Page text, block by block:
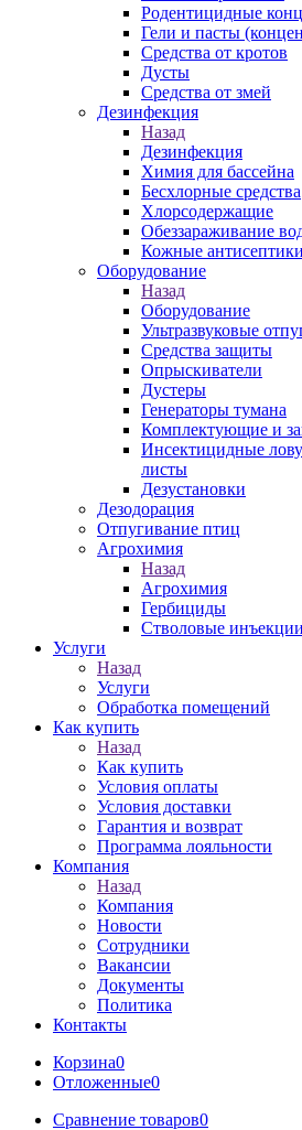
Родентицидные
Гели и пасты
Средства от кротов
Дусты
Средства от змей
Дезинфекция
Назад
Дезинфекция
Химия для бассейна
Бесхлорные средства
Хлорсодержащие
Обеззараживание
Кожные антисептики
Оборудование
Назад
Оборудование
Ультразвуковые
Средства защиты
Опрыскиватели
Дустеры
Генераторы тумана
Комплектующие и
Инсектицидные
листы
Дезустановки
Дезодорация
Отпугивание птиц
Агрохимия
Назад
Агрохимия
Гербициды
Стволовые инъекции
Услуги
Назад
Услуги
Обработка помещений
Как купить
Назад
Как купить
Условия оплаты
Условия доставки
Гарантия и возврат
Программа лояльности
Компания
Назад
Компания
Новости
Сотрудники
Вакансии
Документы
Политика
Контакты
Корзина0
Отложенные0
Сравнение товаров0